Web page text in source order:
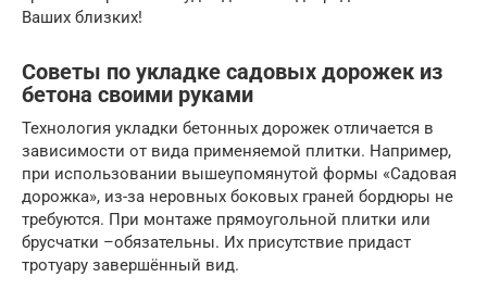
Ваших близких!
Советы по укладке садовых дорожек из
бетона своими руками
Технология укладки бетонных дорожек отличается в
зависимости от вида применяемой плитки. Например,
при использовании вышеупомянутой формы «Садовая
дорожка», из-за неровных боковых граней бордюры не
требуются. При монтаже прямоугольной плитки или
брусчатки –обязательны. Их присутствие придаст
тротуару завершённый вид.